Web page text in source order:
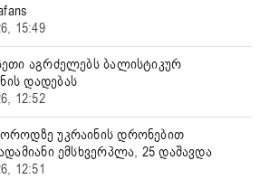
15:49
აგრძელებს ბალისტიკურ
დადებას
12:52
უკრაინის დრონებით
ემსხვერპლა, 25 დაშავდა
12:51